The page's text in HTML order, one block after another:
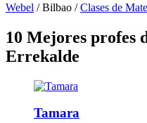
Webel / Bilbao / Clases de
10 Mejores profes
Errekalde
Tamara